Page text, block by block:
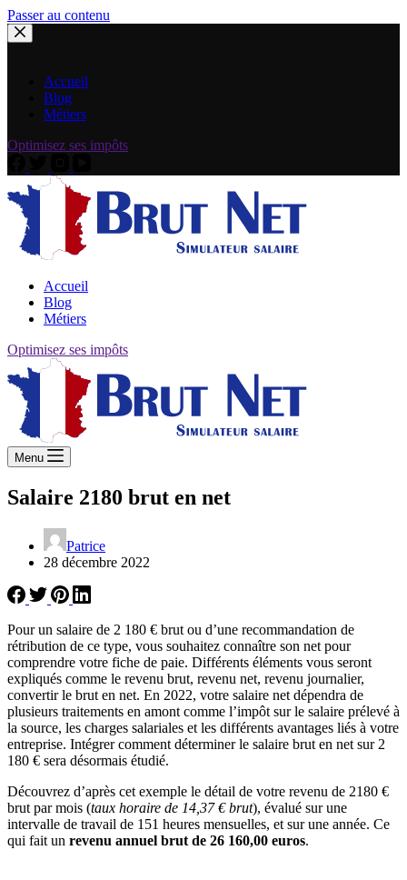
Passer au contenu
Accueil
Blog
Métiers
Optimisez ses impôts
Accueil
Blog
Métiers
Optimisez ses impôts
Menu
Salaire 2180 brut en net
Patrice
28 décembre 2022
Pour un salaire de 2 180 € brut ou d’une recommandation de
rétribution de ce type, vous souhaitez connaître son net pour
comprendre votre fiche de paie. Différents éléments vous seront
expliqués comme le revenu brut, revenu net, revenu journalier,
convertir le brut en net. En 2022, votre salaire net dépendra de
plusieurs traitements en amont comme l’impôt sur le salaire prélevé à
la source, les charges salariales et les différents avantages liés à votre
entreprise. Intégrer comment déterminer le salaire brut en net sur 2
180 € sera désormais étudié.
Découvrez d’après cet exemple le détail de votre revenu de 2180 €
brut par mois (taux horaire de 14,37 € brut), évalué sur une
intervalle de travail de 151 heures mensuelles, et sur une année. Ce
qui fait un revenu annuel brut de 26 160,00 euros.